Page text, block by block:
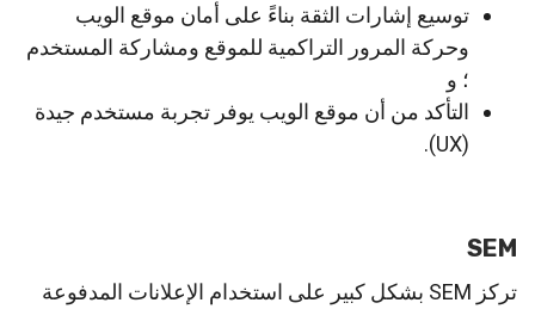
توسيع إشارات الثقة بناءً على أمان موقع الويب
وحركة المرور التراكمية للموقع ومشاركة المستخدم
؛ و
التأكد من أن موقع الويب يوفر تجربة مستخدم جيدة
(UX).
SEM
تركز SEM بشكل كبير على استخدام الإعلانات المدفوعة